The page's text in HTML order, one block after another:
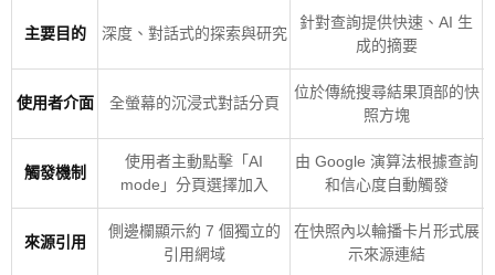
主要目的 深度、對話式的探索與研究
針對查詢提供快速、AI 生
成的摘要
使用者介面 全螢幕的沉浸式對話分頁
位於傳統搜尋結果頂部的快
照方塊
觸發機制
使用者主動點擊「AI
mode」分頁選擇加入
由 Google 演算法根據查詢
和信心度自動觸發
來源引用
側邊欄顯示約 7 個獨立的
引用網域
在快照內以輪播卡片形式展
示來源連結